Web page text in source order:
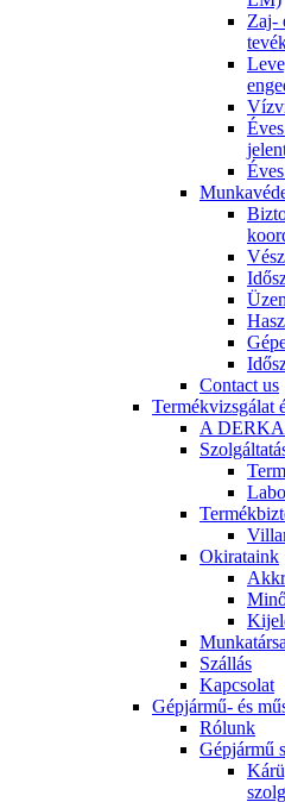
Zaj-
Contact us
Termékvizsgálat
A DERKA
Okirataink
Szállás
Kapcsolat
Gépjármű- és
Rólunk
Gépjármű